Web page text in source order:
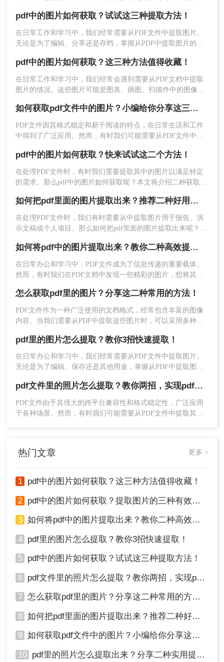
3、自定义选项可根据需要设置，设置好点击
开始转换。
4、转换完成文件预览。
5、转换成功，点击下载即可使用。
方法三：使用命令行工具
如果你对命令行操作比较熟悉，也可以使用一些命
令行工具来提取PDF中的图片。例如，
pdfimages
是一个常用的命令行工具，可以从PDF文件中提取
图像。
操作如下：
1、安装pdfimages：首先，确保你的计算机上
已经安装了 pdfimages 工具。在Linux系统中，
你可以通过包管理器（如apt或yum）来安装。
在Windows系统中，你可能需要下载并安装相
应的软件包。
2、打开命令行界面：在Windows上，你可以
使用命令提示符或PowerShell；在Linux或Mac
上，你可以使用终端。
3、使用pdfimages提取图片：在命令行中输入
output_prefix ，其中 source.pdf 是你要提取
图片的PDF文件名， output_prefix 是输出图
4、查找并保存图片：执行命令后，
会在当前目录下生成一系列以
output_prefix 为前缀的图片文件。你可以将
用。那么pdf中的图片如何获取呢？本文将介绍几种从PDF中提
取图片的方法。
pdf中的图片如何获取？试试这三种提取方法！
在日常工作和学习中，我们经常需要从PDF文件中提取图片。
无论是为了编辑、分享还是存档，掌握从PDF中提取图片的方
常见的方法。
pdf中的图片如何获取？这三种方法值得收藏！
在日常工作和学习中，我们经常会遇到需要从PDF文档中提取
图片的情况。这些图片可能是图表、插图、扫描件中的图像
片如何获取呢？本文将详细介绍几种从PDF中提取图片的有效
方法，帮助读者轻松完成这一任务。
如何获取pdf文件中的图片？小编给你分享这三种简单的方法!！
PDF文件因其格式稳定和易于阅读的特点，在日常生活和工作
中得到了广泛应用。然而，有时我们可能需要从PDF文件中提
pdf文件中的图片呢？本文将介绍几种常用的方法来获取PDF文
件中的图片。
pdf中的图片如何获取？快来试试这二个方法！
在处理PDF文件时，有时我们需要提取其中的图片以满足特定
的需求。那么pdf中的图片如何获取呢？本文将介绍二种获取
如何把pdf里面的图片提取出来？推荐二种好用的方法！
在处理PDF文件时，我们有时需要从中提取图片用于报告、演
示文稿或个人项目。那么如何把pdf里面的图片提取出来呢？为
法来获取PDF中的图片。
如何将pdf中的图片提取出来？教你二种高效提取方法！
在日常办公和学习中，PDF文件成为了信息传递的重要载体。
然而，有时我们在PDF文档中发现一些精彩的图片，想将其提
还是为了发送特定的图像，提取PDF中的图片都是一项实用的
技能。那么如何将pdf中的图片提取出来呢？本文将介绍两种高
效的方法来获取PDF中的图片。
怎么获取pdf里的图片？分享这二种常用的方法！
PDF文件作为一种广泛使用的文档格式，经常包含丰富的图像
内容。当我们需要从PDF中提取这些图片时，可以采用多种方
法。
pdf里的图片怎么提取？教你3招快速提取！
在日常办公和学习中，我们经常需要从PDF文件中提取图片。
无论是为了编辑、保存还是其他用途，掌握从PDF中提取图片
介绍三种常用的从PDF中提取图片的方法。
pdf文件里的照片怎么提取？教你两招，实现pdf文档翻转自由！
PDF文件由于其强大的跨平台兼容性和格式稳定性，广泛应用
于各种场景。然而，有时我们可能需要从PDF文件中提取其中
热门文章 更多 >
1 pdf中的图片如何获取？这三种方法值得收藏！
2 pdf中的图片如何获取？提取图片的三种有效方法!！
3 如何将pdf中的图片提取出来？教你二种高效提取方法！
4 pdf里的图片怎么提取？教你3招快速提取！
5 pdf中的图片如何获取？试试这三种提取方法！
6 pdf文件里的照片怎么提取？教你两招，实现pdf文档翻转自由！
7 怎么获取pdf里的图片？分享这二种常用的方法！
8 如何把pdf里面的图片提取出来？推荐二种好用的方法！
9 如何获取pdf文件中的图片？小编给你分享这三种简单的方法!！
10 pdf里的照片怎么提取出来？分享二种实用提取方法！